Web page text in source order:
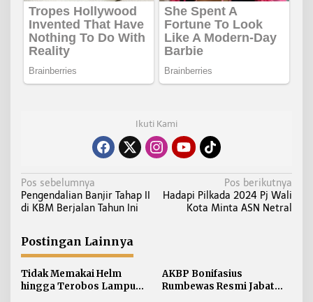
Ikuti Kami
N
a
i
g
a
s
Pos sebelumnya
Pengendalian Banjir Tahap II
di KBM Berjalan Tahun Ini
Pos berikutnya
Hadapi Pilkada 2024 Pj Wali
Kota Minta ASN Netral
Postingan Lainnya
Tidak Memakai Helm
hingga Terobos Lampu
AKBP Bonifasius
Rumbewas Resmi Jabat